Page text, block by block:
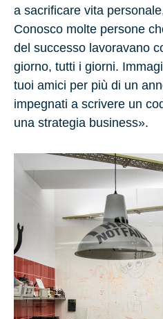
a sacrificare vita
Conosco molte persone
del successo lavoravano
giorno, tutti i giorni.
tuoi amici per più di un
impegnati a scrivere un
una strategia business».